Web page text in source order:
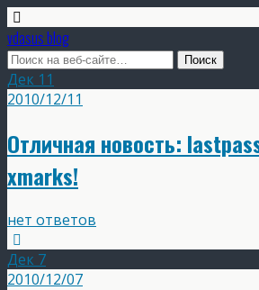
vdasus blog
Дек 11
2010/12/11
Отличная новость:
xmarks!
нет ответов
Дек 7
2010/12/07